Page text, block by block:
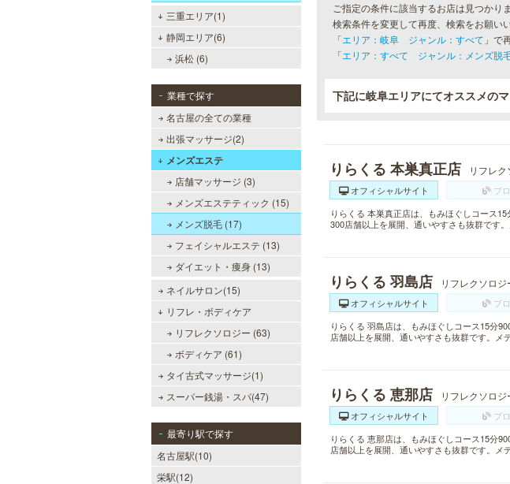
三重エリア(1)
静岡エリア(6)
浜松 (6)
業種で探す
名古屋の全ての業種
出張マッサージ(2)
メンズエステ
店舗マッサージ (3)
メンズエステティック (15)
メンズ脱毛 (17)
フェイシャルエステ (13)
ダイエット・痩身 (13)
ネイルサロン(15)
リフレ・ボディケア
リフレクソロジー (63)
ボディケア (61)
タイ古式マッサージ(1)
スーパー銭湯・スパ(47)
最寄り駅で探す
名古屋駅(10)
栄駅(12)
ご指定の条件に該当するお店は見つかり
検索条件を変更して再度、検索をお願い
「エリア：岐阜 ジャンル：すべて 」で
「エリア：すべて ジャンル：メンズ脱
下記に岐阜エリアにてオススメの
りらくる 本巣真正店 リフレ
オフィシャルサイト
ブ
りらくる 本巣真正店は、もみほぐしコース
300店舗以上を展開、通いやすさも抜群です。
りらくる 羽島店 リフレクソロ
オフィシャルサイト
ブ
りらくる 羽島店は、もみほぐしコース15分
店舗以上を展開、通いやすさも抜群です。メ
りらくる 恵那店 リフレクソロ
オフィシャルサイト
ブ
りらくる 恵那店は、もみほぐしコース15分
店舗以上を展開、通いやすさも抜群です。メ